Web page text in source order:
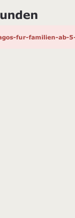
fur-familien-ab-